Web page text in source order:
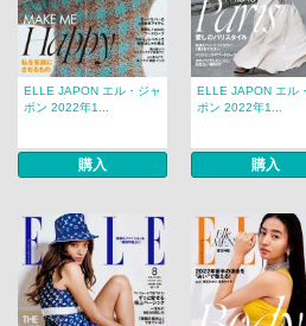
ELLE JAPON エル・ジャ
ポン 2022年1...
購入
ELLE JAPON エル
ポン 2022年1...
購入